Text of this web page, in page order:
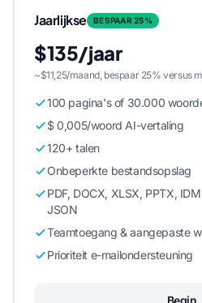
Jaarlijkse BESPAAR 25%
$135/jaar
~$11,25/maand, bespaar 25% versus
100 pagina's of 30.000
$ 0,005/woord AI-vertaling
120+ talen
Onbeperkte bestandsopslag
PDF, DOCX, XLSX, PPTX,
JSON
Teamtoegang & aangepaste
Prioriteit e-mailondersteuning
Begin